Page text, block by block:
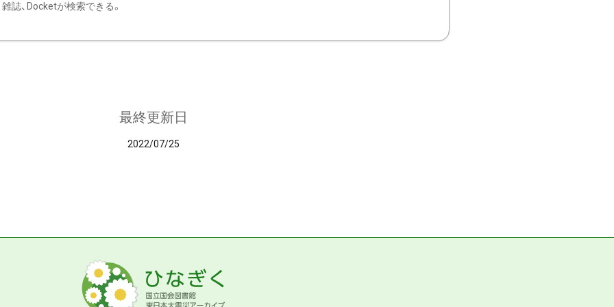
雑誌、Docketが検索できる。
最終更新日
2022/07/25